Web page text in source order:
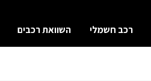
רכב חשמלי השוואת רכבים